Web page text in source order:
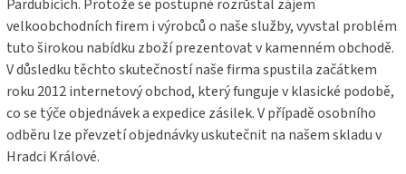
Pardubicích. Protože se postupně rozrůstal zájem
velkoobchodních firem i výrobců o naše služby, vyvstal problém
tuto širokou nabídku zboží prezentovat v kamenném obchodě.
V důsledku těchto skutečností naše firma spustila začátkem
roku 2012 internetový obchod, který funguje v klasické podobě,
co se týče objednávek a expedice zásilek. V případě osobního
odběru lze převzetí objednávky uskutečnit na našem skladu v
Hradci Králové.